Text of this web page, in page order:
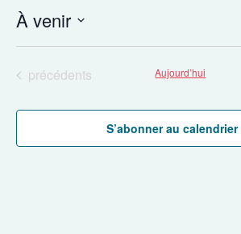
Évènements
À venir
dateÉvènements
précédents Aujourd’hui
S’abonner au calendrier